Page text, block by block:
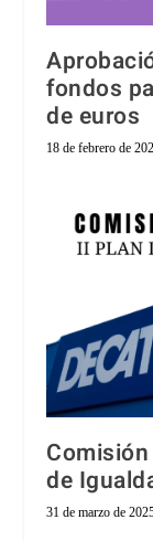
fondos
de euros
18 de febrero de
de
31 de marzo de